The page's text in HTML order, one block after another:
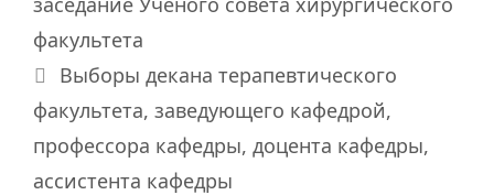
факультета
Выборы декана терапевтического
факультета, заведующего кафедрой,
профессора кафедры, доцента кафедры,
ассистента кафедры